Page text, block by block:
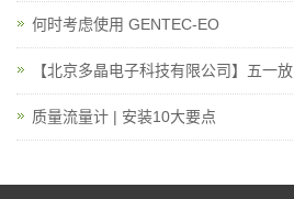
何时考虑使用 GENTEC-EO
【北京多晶电子科技有限公司】五一放
质量流量计 | 安装10大要点